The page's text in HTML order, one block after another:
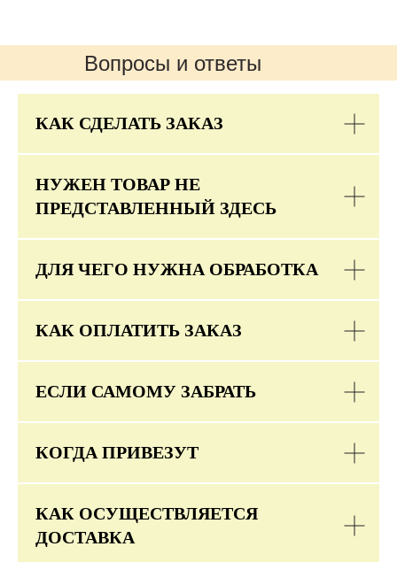
Вопросы и ответы
КАК СДЕЛАТЬ ЗАКАЗ
НУЖЕН ТОВАР НЕ
ПРЕДСТАВЛЕННЫЙ ЗДЕСЬ
ДЛЯ ЧЕГО НУЖНА ОБРАБОТКА
КАК ОПЛАТИТЬ ЗАКАЗ
ЕСЛИ САМОМУ ЗАБРАТЬ
КОГДА ПРИВЕЗУТ
КАК ОСУЩЕСТВЛЯЕТСЯ
ДОСТАВКА